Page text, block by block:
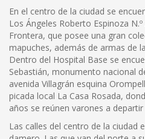
En el centro de la ciudad se
Los Ángeles Roberto Espinoza
Frontera, que posee una gran
mapuches, además de armas de
Dentro del Hospital Base se
Sebastián, monumento nacional
avenida Villagrán esquina
picada local La Casa Rosada,
años se reúnen varones a
Las calles del centro de la ciudad